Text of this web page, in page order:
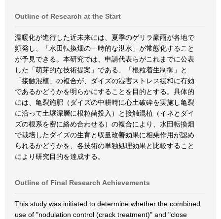
Outline of Research at the Start
温暖化が進行した近未来には、夏季のゲリラ豪雨が各地で
頻発し、「水田転換畑の一時的な湛水」が常態化すること
が予見できる。本研究では、申請代表らがこれまでに公表
した「萌芽的な技術提案」である、「根粒着生制御」と
「接触混植」の複合が、ダイズの湿害ストレス緩和に有効
であるかどうかを明らかにすることを目的とする。具体的
には、亀裂施肥（ダイズの中耕時に心土破砕を実施し亀裂
に沿って土壌深層に根粒菌投入）と接触混植（イネとダイ
ズの根系を密に絡め合わせる）の複合により、水田転換畑
で栽培したダイズの生育と収量改善効果に相乗作用が認め
られるかどうかを、各技術の単独処理効果と比較すること
により研究目的を達成する。
Outline of Final Research Achievements
This study was initiated to determine whether the combined
use of "nodulation control (crack treatment)" and "close